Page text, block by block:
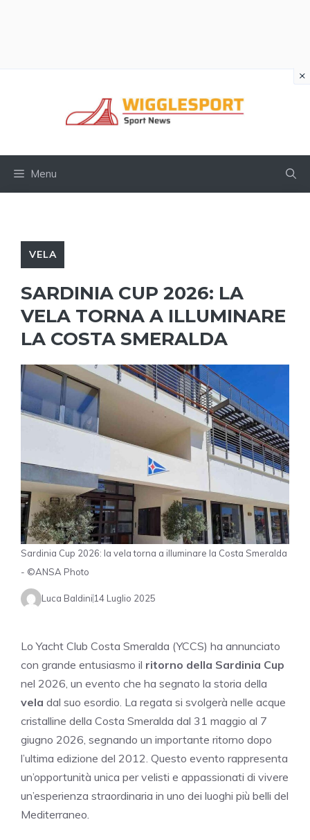
Menu
VELA
SARDINIA CUP 2026: LA
VELA TORNA A ILLUMINARE
LA COSTA SMERALDA
Sardinia Cup 2026: la vela torna a illuminare la Costa Smeralda
- ©ANSA Photo
Luca Baldini14 Luglio 2025
Lo Yacht Club Costa Smeralda (YCCS) ha annunciato
con grande entusiasmo il ritorno della Sardinia Cup
nel 2026, un evento che ha segnato la storia della
vela dal suo esordio. La regata si svolgerà nelle acque
cristalline della Costa Smeralda dal 31 maggio al 7
giugno 2026, segnando un importante ritorno dopo
l’ultima edizione del 2012. Questo evento rappresenta
un’opportunità unica per velisti e appassionati di vivere
un’esperienza straordinaria in uno dei luoghi più belli del
Mediterraneo.
×